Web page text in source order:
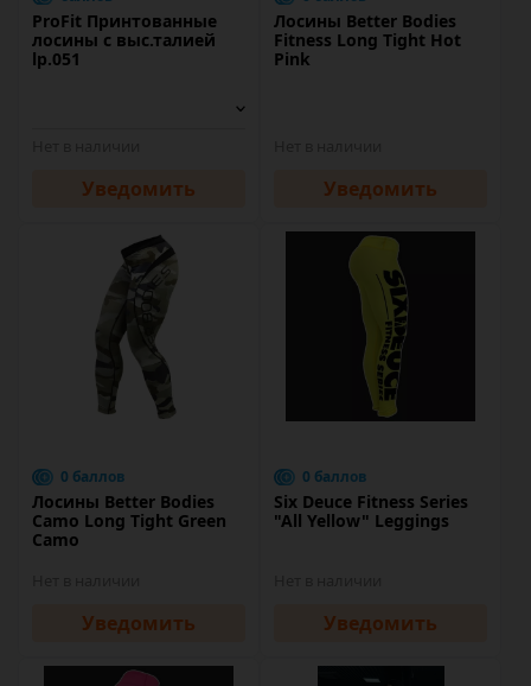
ProFit Принтованные
лосины с выс.талией
lp.051
Уведомить
Лосины Better Bodies
Fitness Long Tight Hot
Pink
Уведомить
0 баллов
Лосины Better Bodies
Camo Long Tight Green
Camo
Уведомить
0 баллов
Six Deuce Fitness Series
"All Yellow" Leggings
Уведомить